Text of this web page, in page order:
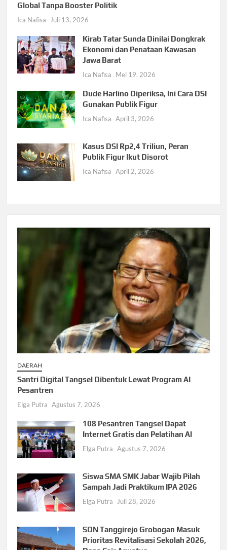
Global Tanpa Booster Politik
Ica Nafisa Juli 13, 2026
Kirab Tatar Sunda Dinilai Dongkrak
Ekonomi dan Penataan Kawasan
Jawa Barat
Ica Nafisa Mei 19, 2026
Dude Harlino Diperiksa, Ini Cara DSI
Gunakan Publik Figur
Ica Nafisa April 3, 2026
Kasus DSI Rp2,4 Triliun, Peran
Publik Figur Ikut Disorot
Ica Nafisa April 2, 2026
DAERAH
Santri Digital Tangsel Dibentuk Lewat Program AI
Pesantren
Elga Putra Agustus 7, 2026
108 Pesantren Tangsel Dapat
Internet Gratis dan Pelatihan AI
Elga Putra Agustus 7, 2026
Siswa SMA SMK Jabar Wajib Pilah
Sampah Jadi Praktikum IPA 2026
Elga Putra Juli 28, 2026
SDN Tanggirejo Grobogan Masuk
Prioritas Revitalisasi Sekolah 2026,